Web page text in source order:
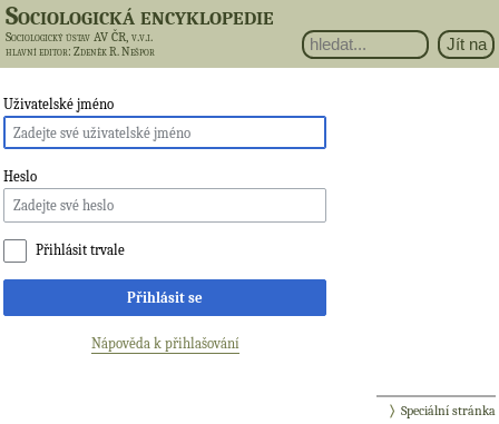
Sociologická encyklopedie
Sociologický ústav AV ČR, v.v.i.
hlavní editor: Zdeněk R. Nešpor
Uživatelské jméno
Heslo
Přihlásit trvale
Přihlásit se
Nápověda k přihlašování
Speciální stránka